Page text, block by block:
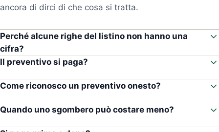
ancora di dirci di che cosa si tratta.
Perché alcune righe del listino non hanno una
cifra?
Il preventivo si paga?
Come riconosco un preventivo onesto?
Quando uno sgombero può costare meno?